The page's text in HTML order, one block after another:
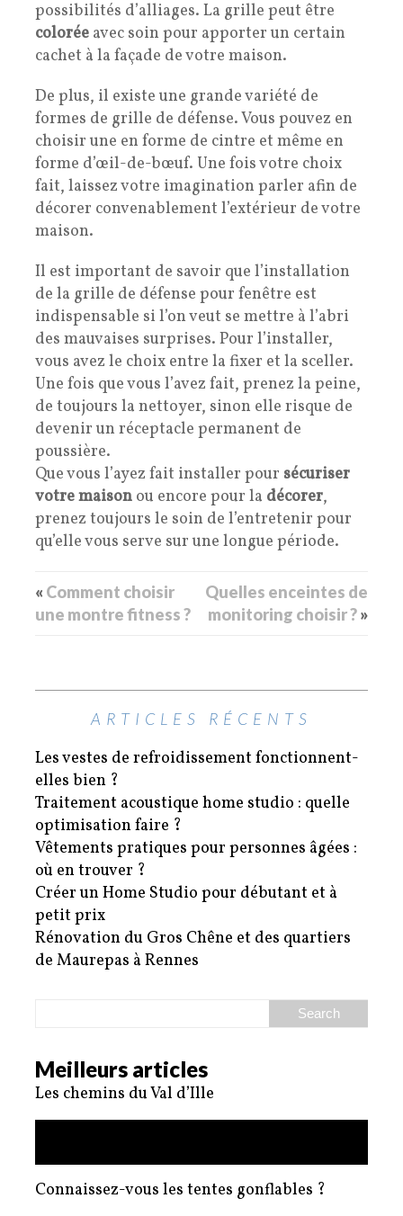
possibilités d’alliages. La grille peut être
colorée avec soin pour apporter un certain
cachet à la façade de votre maison.
De plus, il existe une grande variété de
formes de grille de défense. Vous pouvez en
choisir une en forme de cintre et même en
forme d’œil-de-bœuf. Une fois votre choix
fait, laissez votre imagination parler afin de
décorer convenablement l’extérieur de votre
maison.
Il est important de savoir que l’installation
de la grille de défense pour fenêtre est
indispensable si l’on veut se mettre à l’abri
des mauvaises surprises. Pour l’installer,
vous avez le choix entre la fixer et la sceller.
Une fois que vous l’avez fait, prenez la peine,
de toujours la nettoyer, sinon elle risque de
devenir un réceptacle permanent de
poussière.
Que vous l’ayez fait installer pour sécuriser
votre maison ou encore pour la décorer,
prenez toujours le soin de l’entretenir pour
qu’elle vous serve sur une longue période.
« Comment choisir
une montre fitness ?
Quelles enceintes de
monitoring choisir ?»
ARTICLES RÉCENTS
Les vestes de refroidissement fonctionnent-
elles bien ?
Traitement acoustique home studio : quelle
optimisation faire ?
Vêtements pratiques pour personnes âgées :
où en trouver ?
Créer un Home Studio pour débutant et à
petit prix
Rénovation du Gros Chêne et des quartiers
de Maurepas à Rennes
Meilleurs articles
Les chemins du Val d’Ille
Connaissez-vous les tentes gonflables ?